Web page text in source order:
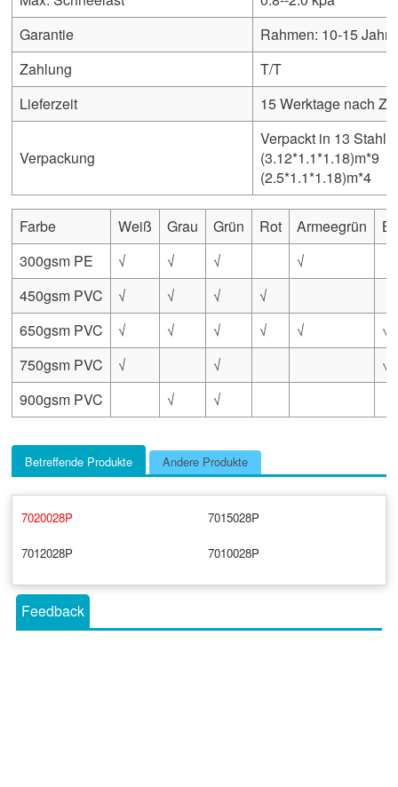
Garantie
Rahmen: 10-15
Zahlung
T/T
Lieferzeit
15 Werktage nach
Verpackung
Verpackt in 13
(3.12*1.1*1.18)m*9
(2.5*1.1*1.18)m*4
Farbe Weiß Grau Grün Rot Armeegrün
300gsm PE
√ √ √
√
450gsm PVC
√ √ √
√
650gsm PVC
√ √ √ √ √
√
750gsm PVC
√ √
√
900gsm PVC
√ √
Betreffende Produkte Andere Produkte
7020028P 7015028P
7012028P 7010028P
Feedback